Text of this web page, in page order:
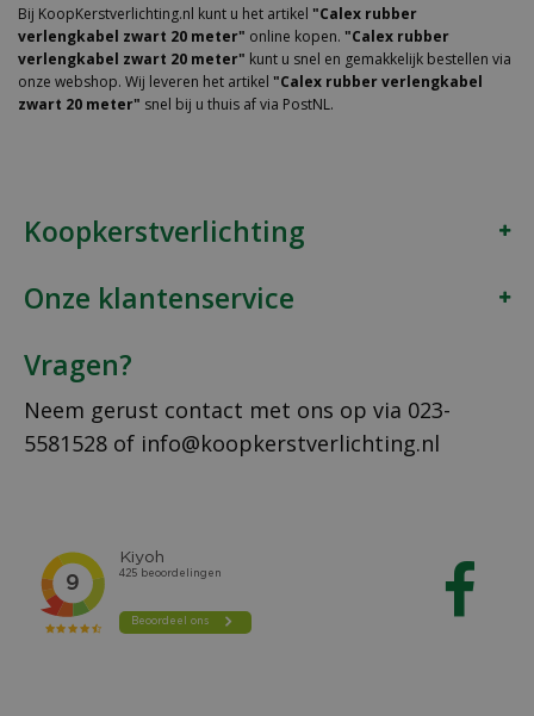
Bij KoopKerstverlichting.nl kunt u het artikel "Calex rubber
verlengkabel zwart 20 meter" online kopen. "Calex rubber
verlengkabel zwart 20 meter" kunt u snel en gemakkelijk bestellen via
onze webshop. Wij leveren het artikel "Calex rubber verlengkabel
zwart 20 meter" snel bij u thuis af via PostNL.
Koopkerstverlichting
Onze klantenservice
Vragen?
Neem gerust contact met ons op via 023-
5581528 of info@koopkerstverlichting.nl